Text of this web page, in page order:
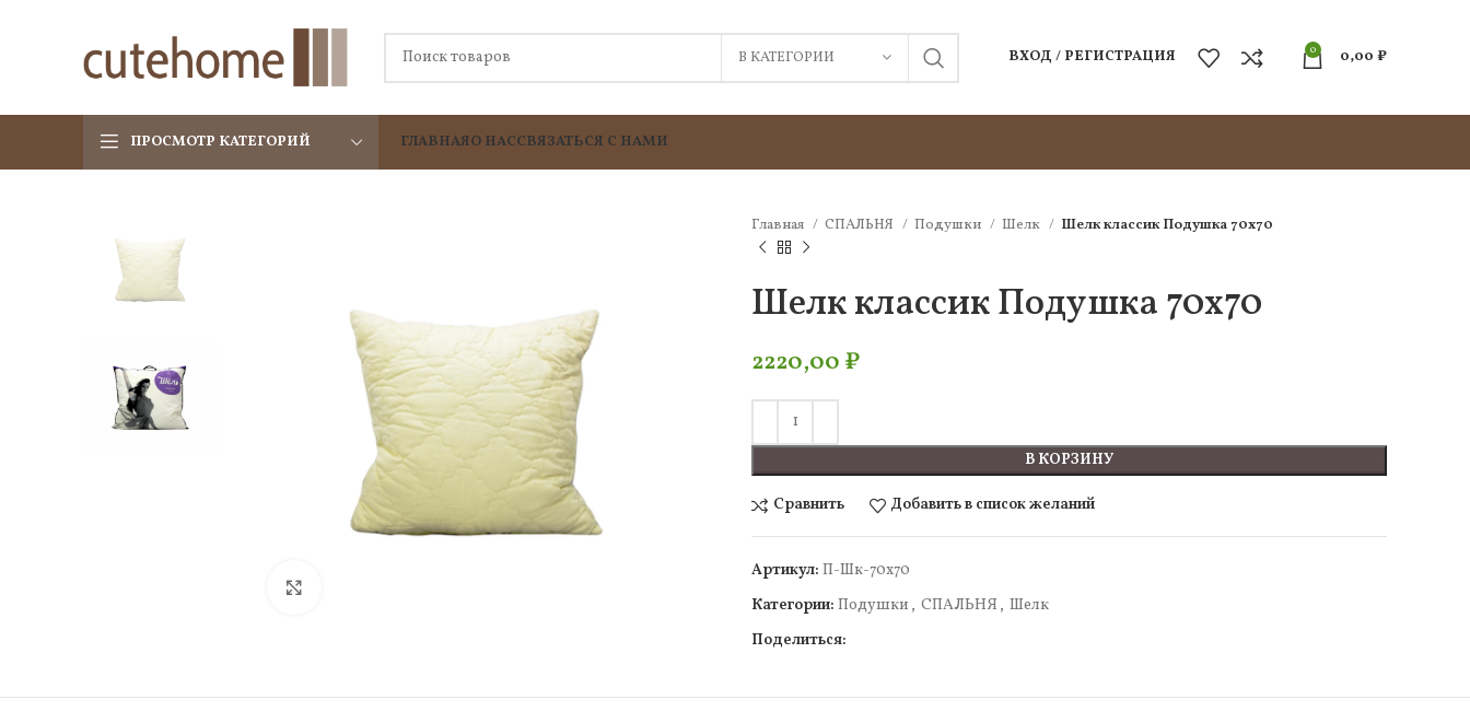
В КАТЕГОРИИ ВХОД / РЕГИСТРАЦИЯ 0 0,00 ₽
ПРОСМОТР КАТЕГОРИЙ ГЛАВНАЯО НАССВЯЗАТЬСЯ С НАМИ
Главная СПАЛЬНЯ Подушки Шелк Шелк классик Подушка 70х70
Шелк классик Подушка 70х70
2220,00₽
В КОРЗИНУ
Сравнить Добавить в список желаний
Артикул: П-Шк-70х70
Категории: Подушки , СПАЛЬНЯ , Шелк
Поделиться: